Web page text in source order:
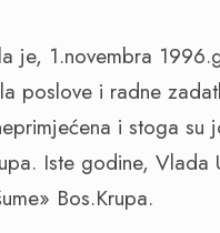
je, 1.novembra
poslove i radne
i stoga
Iste godine, Vlada
Bos.Krupa.